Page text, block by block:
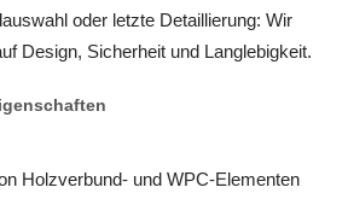
oder letzte Detaillierung: Wir
Design, Sicherheit und Langlebigkeit.
Holzverbund- und WPC-Elementen